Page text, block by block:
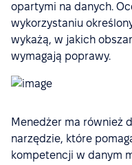
opartymi na danych.
wykorzystaniu
wykażą, w jakich
wymagają poprawy.
Menedżer ma również
narzędzie, które
kompetencji w danym